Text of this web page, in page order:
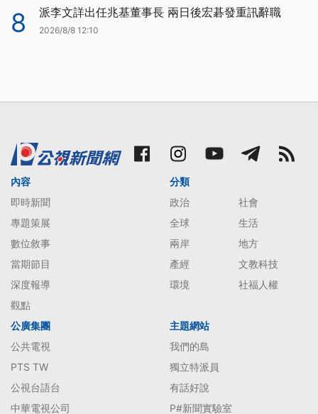
8 派李文詳出任兆基董事長 兩日後宏碁發重訊辭職
2026/8/8 12:10
內容
即時新聞
專題策展
數位敘事
當期節目
深度報導
觀點
分類
政治
社會
全球
生活
兩岸
地方
產經
文教科技
環境
社福人權
公廣集團
公共電視
PTS TW
公視台語台
中華電視公司
主題網站
我們的島
獨立特派員
有話好說
P#新聞實驗室